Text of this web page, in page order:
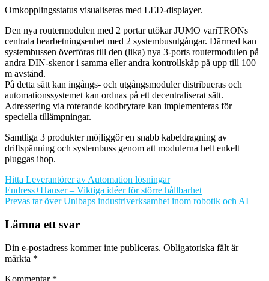
Omkopplingsstatus visualiseras med LED-displayer.
Den nya routermodulen med 2 portar utökar JUMO variTRONs
centrala bearbetningsenhet med 2 systembusutgångar. Därmed kan
systembussen överföras till den (lika) nya 3-ports routermodulen på
andra DIN-skenor i samma eller andra kontrollskåp på upp till 100
m avstånd.
På detta sätt kan ingångs- och utgångsmoduler distribueras och
automationssystemet kan ordnas på ett decentraliserat sätt.
Adressering via roterande kodbrytare kan implementeras för
speciella tillämpningar.
Samtliga 3 produkter möjliggör en snabb kabeldragning av
driftspänning och systembuss genom att modulerna helt enkelt
pluggas ihop.
Hitta Leverantörer av Automation lösningar
Inläggsnavigering
Endress+Hauser – Viktiga idéer för större hållbarhet
Prevas tar över Unibaps industriverksamhet inom robotik och AI
Lämna ett svar
Din e-postadress kommer inte publiceras. Obligatoriska fält är
märkta *
Kommentar *